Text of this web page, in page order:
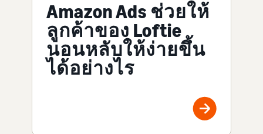
Amazon Ads ช่วยให้
ลูกค้าของ Loftie
นอนหลับให้ง่ายขึ้น
ได้อย่างไร